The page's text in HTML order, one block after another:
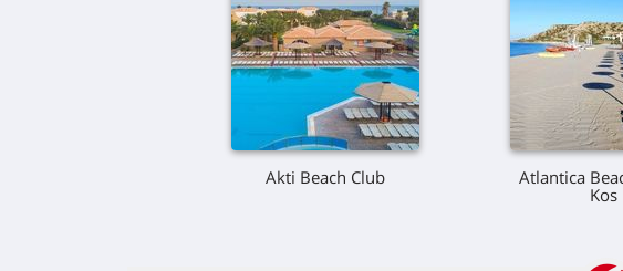
Atlantica
Kos
Akti Beach Club